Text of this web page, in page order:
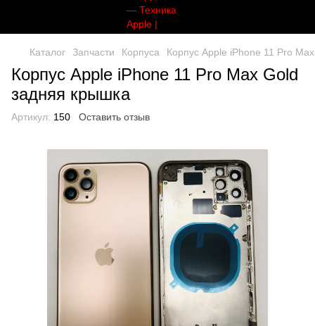
Каталог Запчасти Корпуса Корпус Apple iPhone 11 Pro
Корпус Apple iPhone 11 Pro Max Gold
задняя крышка
Артикул: 150 Оставить отзыв